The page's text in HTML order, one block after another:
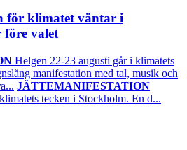
för klimatet väntar i
före valet
Helgen 22-23 augusti går i klimatets
manifestation med tal, musik och
JÄTTEMANIFESTATION
tecken i Stockholm. En d...